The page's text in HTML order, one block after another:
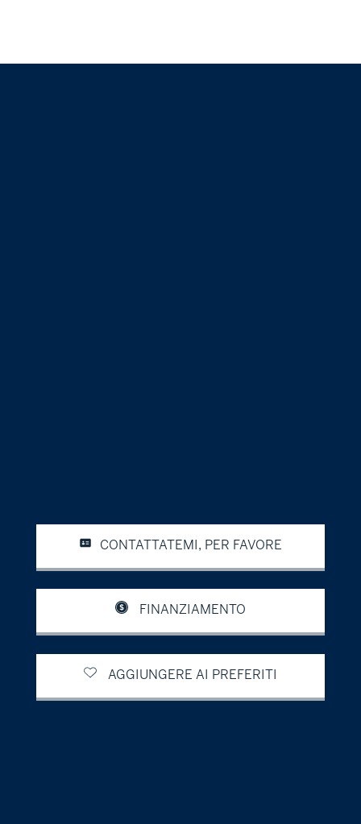
CONTATTATEMI, PER FAVORE
FINANZIAMENTO
AGGIUNGERE AI PREFERITI